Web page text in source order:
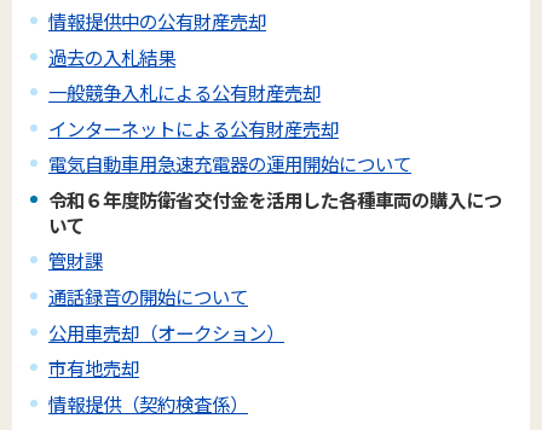
情報提供中の公有財産売却
過去の入札結果
一般競争入札による公有財産売却
インターネットによる公有財産売却
電気自動車用急速充電器の運用開始について
令和６年度防衛省交付金を活用した各種車両の購入につ
いて
管財課
通話録音の開始について
公用車売却（オークション）
市有地売却
情報提供（契約検査係）